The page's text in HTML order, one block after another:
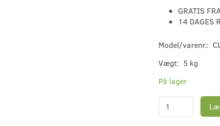
GRATIS
14 DAGES
Model/varenr.:
Vægt: 5 kg
På lager